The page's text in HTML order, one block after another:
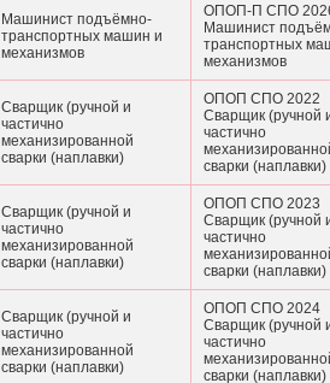
Машинист подъёмно-
транспортных машин и
механизмов
ОПОП-П СПО
Машинист
транспортных
механизмов
Сварщик (ручной и
частично
механизированной
сварки (наплавки)
ОПОП СПО 2022
Сварщик (ручной
частично
сварки (наплавки)
Сварщик (ручной и
частично
механизированной
сварки (наплавки)
ОПОП СПО 2023
Сварщик (ручной
частично
сварки (наплавки)
Сварщик (ручной и
частично
механизированной
сварки (наплавки)
ОПОП СПО 2024
Сварщик (ручной
частично
сварки (наплавки)